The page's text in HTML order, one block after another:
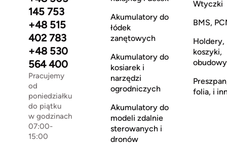
145 753
+48 515
402 783
+48 530
564 400
Pracujemy
od
poniedziałku
do piątku
w godzinach
07:00-
15:00
Akumulatory do
łódek
zanętowych
Akumulatory do
kosiarek i
narzędzi
ogrodniczych
Akumulatory do
modeli zdalnie
sterowanych i
dronów
Wtyczki
BMS,
Holdery,
koszyki,
obudowy
folia, i